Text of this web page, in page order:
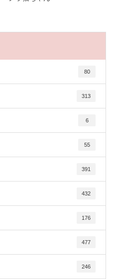
80
313
6
55
391
432
176
477
246